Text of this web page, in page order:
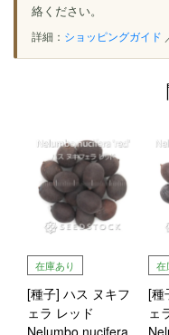
絡ください。
詳細： ショッピングガイド
在庫あり
[種子] ハス ヌキフ
ェラ レッド
在
[種
ェ